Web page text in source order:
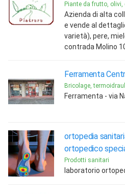
Piante da frutto,
Azienda di alta
e vende al
varietà), pere,
contrada Molino
Ferramenta
Bricolage,
Ferramenta - via
ortopedia
ortopedico
Prodotti sanitari
laboratorio